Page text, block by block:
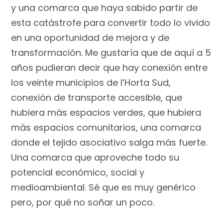
y una comarca que haya sabido partir de
esta catástrofe para convertir todo lo vivido
en una oportunidad de mejora y de
transformación. Me gustaría que de aquí a 5
años pudieran decir que hay conexión entre
los veinte municipios de l’Horta Sud,
conexión de transporte accesible, que
hubiera más espacios verdes, que hubiera
más espacios comunitarios, una comarca
donde el tejido asociativo salga más fuerte.
Una comarca que aproveche todo su
potencial económico, social y
medioambiental. Sé que es muy genérico
pero, por qué no soñar un poco.